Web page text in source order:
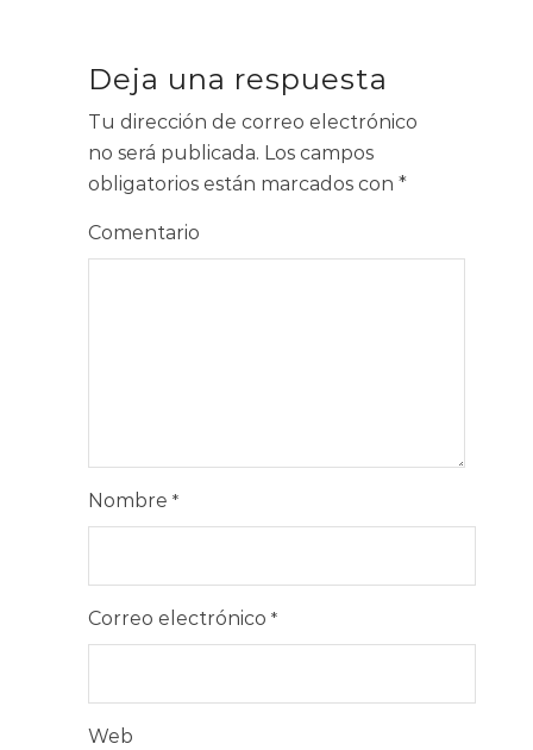
Deja una respuesta
Tu dirección de correo electrónico
no será publicada. Los campos
obligatorios están marcados con *
Comentario
Nombre *
Correo electrónico *
Web